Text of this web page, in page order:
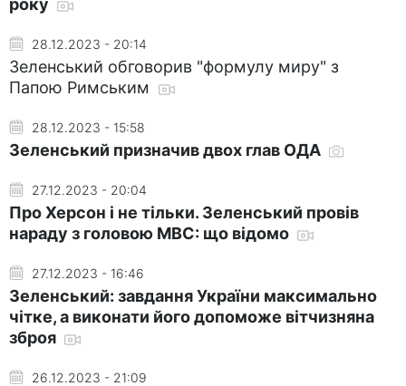
року
28.12.2023 - 20:14
Зеленський обговорив "формулу миру" з
Папою Римським
28.12.2023 - 15:58
Зеленський призначив двох глав ОДА
27.12.2023 - 20:04
Про Херсон і не тільки. Зеленський провів
нараду з головою МВС: що відомо
27.12.2023 - 16:46
Зеленський: завдання України максимально
чітке, а виконати його допоможе вітчизняна
зброя
26.12.2023 - 21:09